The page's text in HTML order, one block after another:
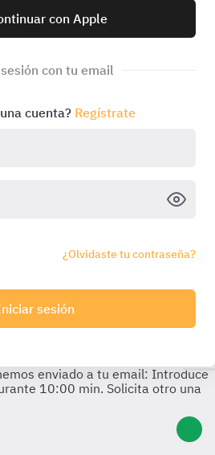
con Apple
con tu email
cuenta? Regístrate
¿Olvidaste tu contraseña?
sesión
enviado a tu email: Introduce
10:00 min. Solicita otro una